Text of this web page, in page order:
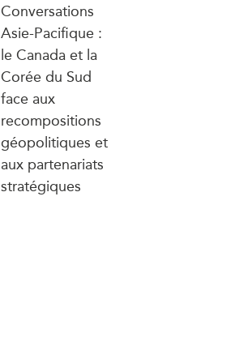
Conversations
Asie-Pacifique :
le Canada et la
Corée du Sud
face aux
recompositions
géopolitiques et
aux partenariats
stratégiques